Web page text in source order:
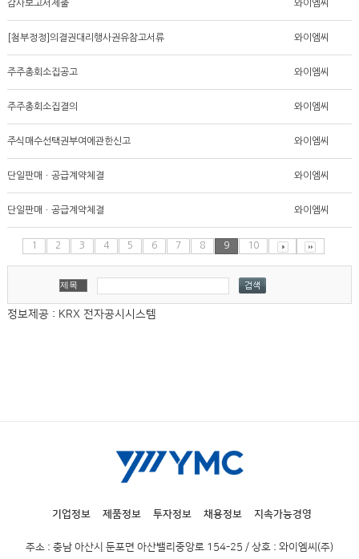
감사보고서제출 와이엠씨
[첨부정정]의결권대리행사권유참고서류 와이엠씨
주주총회소집공고 와이엠씨
주주총회소집결의 와이엠씨
주식매수선택권부여에관한신고 와이엠씨
단일판매ㆍ공급계약체결 와이엠씨
단일판매ㆍ공급계약체결 와이엠씨
1 2 3 4 5 6 7 8 9 10
정보제공 : KRX 전자공시시스템
기업정보 제품정보 투자정보 채용정보 지속가능경영
주소 : 충남 아산시 둔포면 아산밸리중앙로 154-25 / 상호 : 와이엠씨(주)